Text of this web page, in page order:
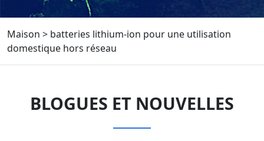
Maison > batteries lithium-ion pour une utilisation
domestique hors réseau
BLOGUES ET NOUVELLES